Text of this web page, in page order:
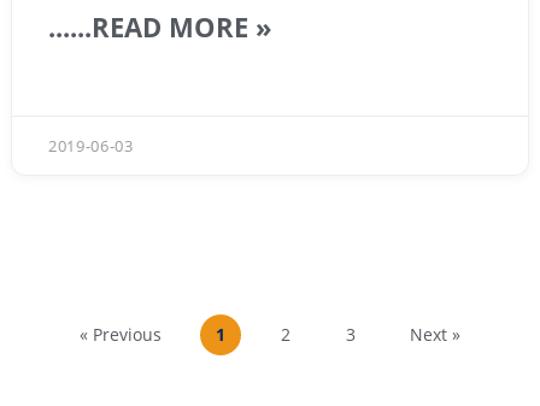
公司要成長的很好的條件之一，就是創辦人與
間應該是來確定自己的目標，以及運作模式，
其中一個很重要的運作模式是『時間管理』
......READ MORE »
2019-06-03
« Previous 1 2 3 Next »